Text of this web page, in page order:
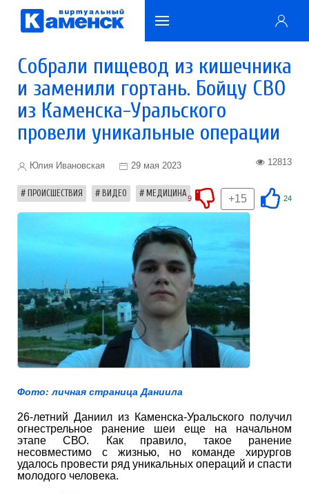
Собрали пищевод из кишечника
и заменили гортань. Бойцу СВО
из Каменска-Уральского
провели уникальные операции
Юлия Ивановская 29 мая 2023 12813
ПРОИСШЕСТВИЯ ВИДЕО МЕДИЦИНА 24
+15
9
Фото: личная страница Даниила
26-летний Даниил из Каменска-Уральского получил
огнестрельное ранение шеи еще на начальном
этапе СВО. Как правило, такое ранение
несовместимо с жизнью, но команде хирургов
удалось провести ряд уникальных операций и спасти
молодого человека.